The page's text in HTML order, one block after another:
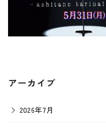
アーカイブ
2026年7月